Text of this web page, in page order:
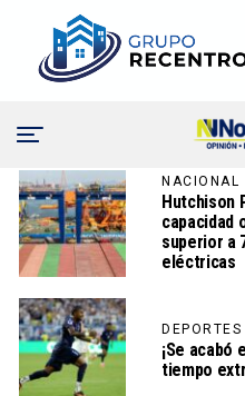
NACIONAL
Hutchison
capacidad
superior a
eléctricas
DEPORTES
¡Se acabó
tiempo